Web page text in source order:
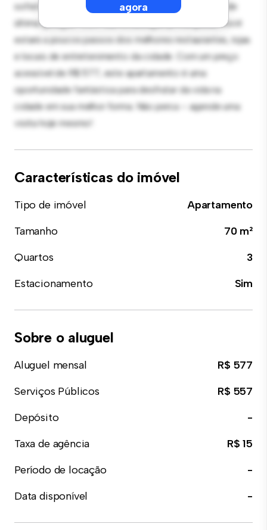
agora
sofisticada está equipada com eletrodomésticos de
última geração. Com sua localização privilegiada, você
estará a poucos passos dos melhores restaurantes, lojas
e locais de entretenimento da cidade. Com um preço
acessível de R$ 577, este apartamento é uma
oportunidade fantástica para desfrutar da vida na
cidade em sua melhor forma. Não perca – agende uma
visita hoje mesmo!
Características do imóvel
Tipo de imóvel
Apartamento
Tamanho
70 m²
Quartos
3
Estacionamento
Sim
Sobre o aluguel
Aluguel mensal
R$ 577
Serviços Públicos
R$ 557
Depósito
-
Taxa de agência
R$ 15
Período de locação
-
Data disponível
-